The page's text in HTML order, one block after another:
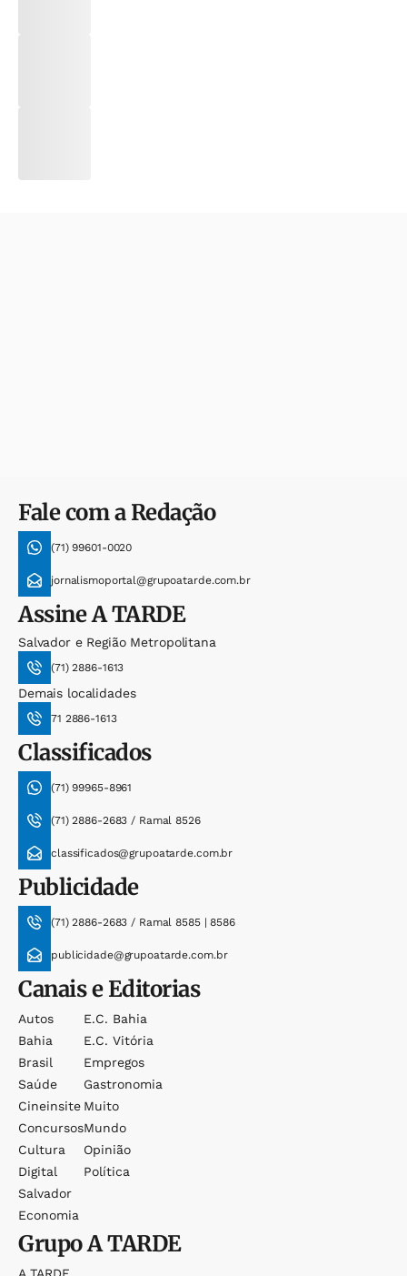
Fale com a Redação
(71) 99601-0020
jornalismoportal@grupoatarde.com.br
AssineA TARDE
Salvador e Região Metropolitana
(71) 2886-1613
Demais localidades
71 2886-1613
Classificados
(71) 99965-8961
(71) 2886-2683 / Ramal 8526
classificados@grupoatarde.com.br
Publicidade
(71) 2886-2683 / Ramal 8585 | 8586
publicidade@grupoatarde.com.br
Canais e Editorias
Autos
Bahia
Brasil
Saúde
Cineinsite
Concursos
Cultura
Digital
Salvador
Economia
E.c. Bahia
E.c. Vitória
Empregos
Gastronomia
Muito
Mundo
Opinião
Política
GrupoA TARDE